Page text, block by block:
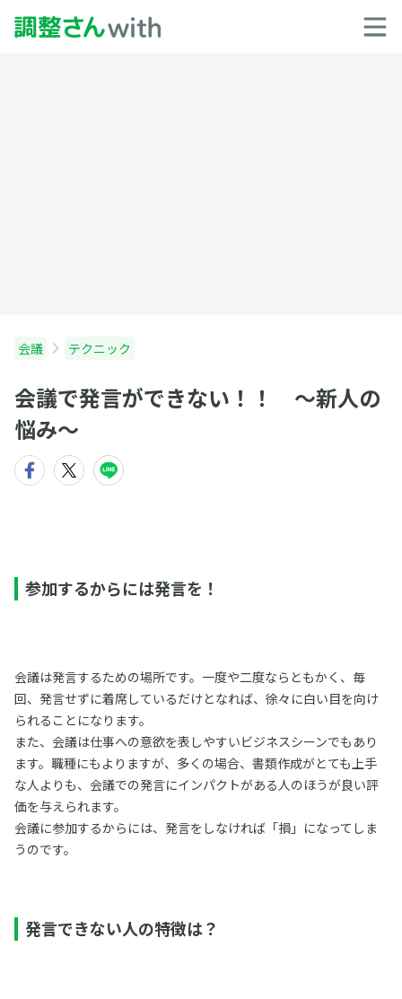
会議 テクニック
会議で発言ができない！！ 〜新人の
悩み〜
参加するからには発言を！
会議は発言するための場所です。一度や二度ならともかく、毎
回、発言せずに着席しているだけとなれば、徐々に白い目を向け
られることになります。
また、会議は仕事への意欲を表しやすいビジネスシーンでもあり
ます。職種にもよりますが、多くの場合、書類作成がとても上手
な人よりも、会議での発言にインパクトがある人のほうが良い評
価を与えられます。
会議に参加するからには、発言をしなければ「損」になってしま
うのです。
発言できない人の特徴は？